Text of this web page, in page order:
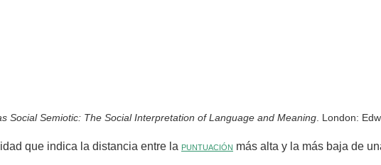
Social Semiotic: The Social Interpretation of Language and Meaning . London:
que indica la distancia entre la puntuación más alta y la más baja de